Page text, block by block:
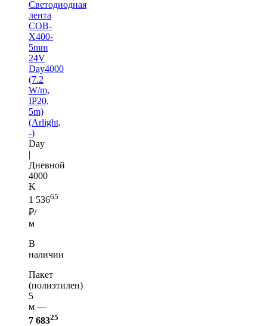
Светодиодная
лента
COB-
X400-
5mm
24V
Day4000
(7.2
W/m,
IP20,
5m)
(Arlight,
-)
Day
|
Дневной
4000
K
1 53665
₽/
м
В
наличии
Пакет
(полиэтилен)
5
м —
7 68325